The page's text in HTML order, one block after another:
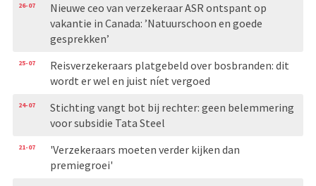
26-07
Nieuwe ceo van verzekeraar ASR ontspant op
vakantie in Canada: ’Natuurschoon en goede
gesprekken’
25-07
Reisverzekeraars platgebeld over bosbranden: dit
wordt er wel en juist níet vergoed
24-07
Stichting vangt bot bij rechter: geen belemmering
voor subsidie Tata Steel
21-07
'Verzekeraars moeten verder kijken dan
premiegroei'